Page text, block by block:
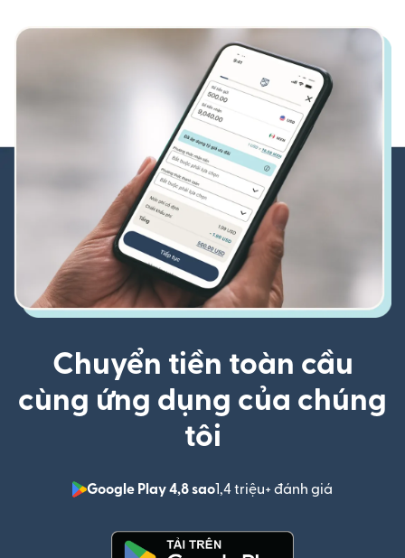
Chuyển tiền toàn cầu
cùng ứng dụng của chúng
tôi
Google Play 4,8 sao1,4 triệu+ đánh giá